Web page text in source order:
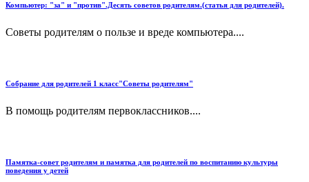
Компьютер: "за" и "против".Десять советов родителям.(статья для родителей).
Советы родителям о пользе и вреде компьютера....
Собрание для родителей 1 класс"Советы родителям"
В помощь родителям первоклассников....
Памятка-совет родителям и памятка для родителей по воспитанию культуры
поведения у детей